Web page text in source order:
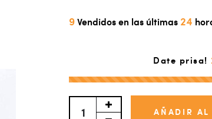
9Vendidos en las últimas 24
Date prisa!
AÑADIR AL